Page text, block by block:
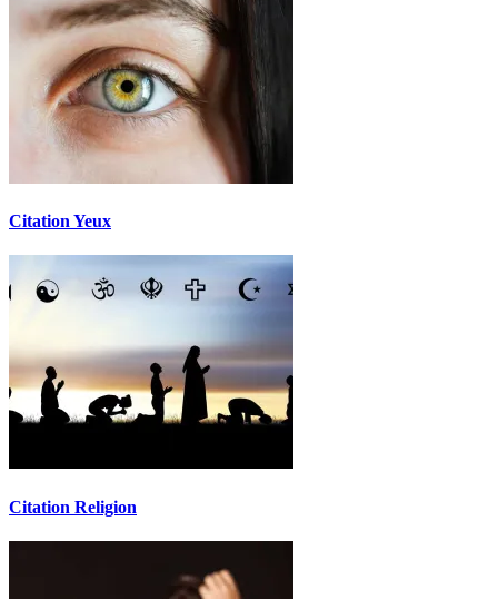
Citation Yeux
Citation Religion